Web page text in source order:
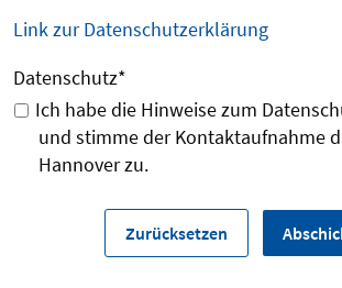
Link zur Datenschutzerklärung
Datenschutz*
Ich habe die Hinweise zum
und stimme der Kontaktaufnahme
Hannover zu.